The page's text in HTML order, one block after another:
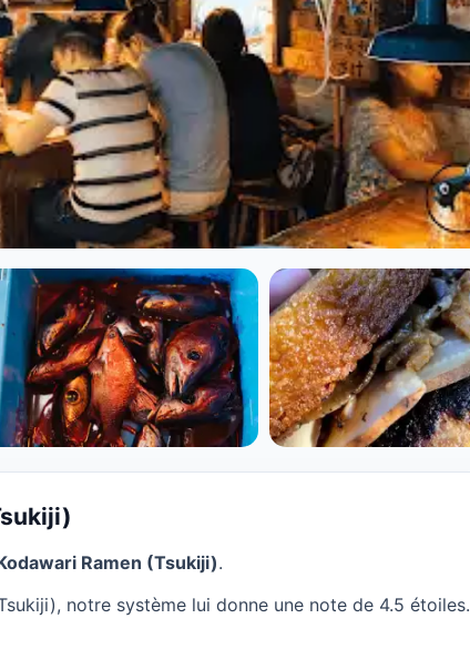
(Tsukiji) à Paris
Ramen (Tsukiji).
notre système lui donne une note de 4.5 étoiles.